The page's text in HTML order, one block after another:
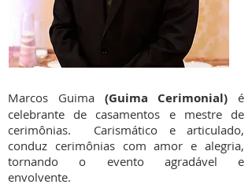
Marcos Guima (Guima Cerimonial) é
celebrante de casamentos e mestre de
cerimônias. Carismático e articulado,
conduz cerimônias com amor e alegria,
tornando o evento agradável e
envolvente.